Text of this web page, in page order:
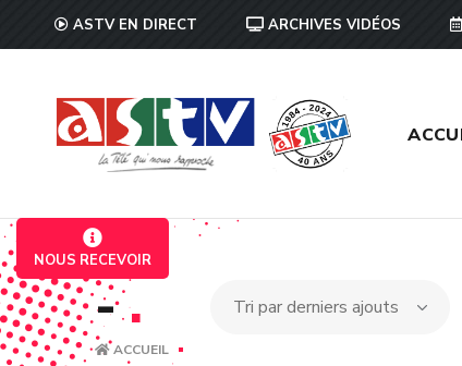
ASTV EN DIRECT ARCHIVES VIDÉOS
NOUS RECEVOIR
-.
ACCUEIL